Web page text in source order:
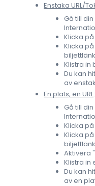
Enstaka URL/
Gå till
Klicka
Klicka
Klistra in
Du kan
av
En plats, en URL:
Gå till
Klicka
Klicka
Aktivera
Klistra in
Du kan
av en